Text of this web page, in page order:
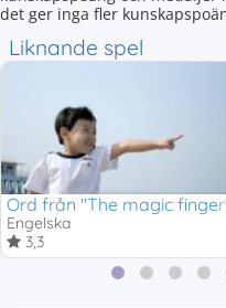
det ger inga fler
Liknande spel
Ord från "The magic
Engelska
3,3